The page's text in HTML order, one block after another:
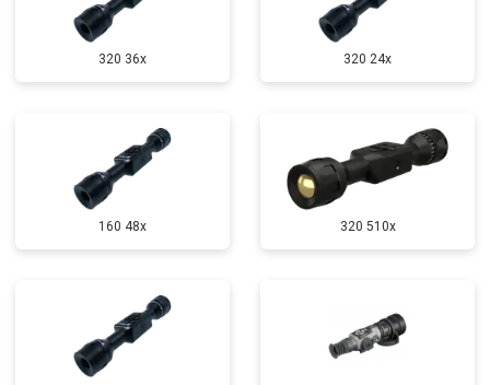
320 36x 320 24x
160 48x 320 510x